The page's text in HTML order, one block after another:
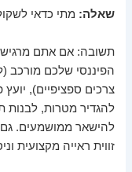
שאלה: מתי כדאי
תשובה: אם אתם
הפיננסי שלכם מורכב
צרכים ספציפיים),
להגדיר מטרות, לבנות
להישאר ממושמעים. גם
זווית ראייה מקצועית